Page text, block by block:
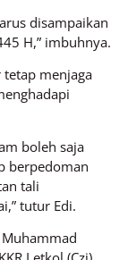
disampaikan
H,” imbuhnya.
tetap menjaga
boleh saja
berpedoman
tali
tutur Edi.